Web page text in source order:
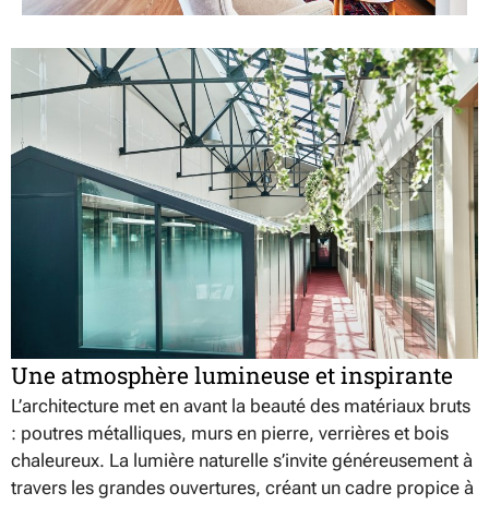
Une atmosphère lumineuse et inspirante
L’architecture met en avant la beauté des matériaux bruts
: poutres métalliques, murs en pierre, verrières et bois
chaleureux. La lumière naturelle s’invite généreusement à
travers les grandes ouvertures, créant un cadre propice à